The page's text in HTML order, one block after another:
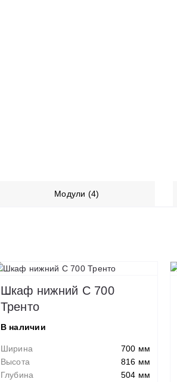
Модули (4)
Шкаф нижний С 700
Тренто
В наличии
Ширина
700 мм
Высота
816 мм
Глубина
504 мм